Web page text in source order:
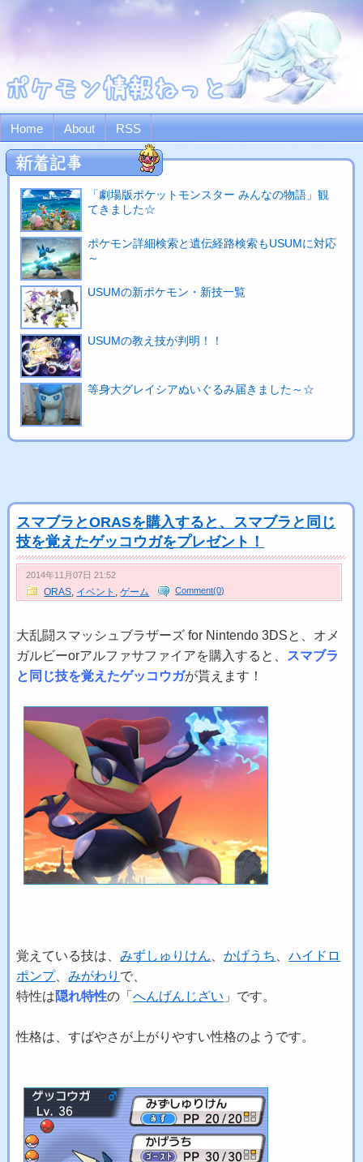
Home About RSS
「劇場版ポケットモンスター みんなの物語」観
てきました☆
ポケモン詳細検索と遺伝経路検索もUSUMに対応
～
USUMの新ポケモン・新技一覧
USUMの教え技が判明！！
等身大グレイシアぬいぐるみ届きました～☆
スマブラとORASを購入すると、スマブラと同じ
技を覚えたゲッコウガをプレゼント！
2014年11月07日 21:52
ORAS, イベント ,ゲーム Comment(0)
大乱闘スマッシュブラザーズ for Nintendo 3DSと、オメ
ガルビーorアルファサファイアを購入すると、 スマブラ
と同じ技を覚えたゲッコウガが貰えます！
覚えている技は、みずしゅりけん 、かげうち 、ハイドロ
ポンプ、みがわり で、
特性は隠れ特性の「へんげんじざい 」です。
性格は、すばやさが上がりやすい性格のようです。